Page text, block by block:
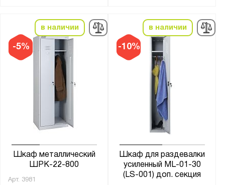
-5%
в наличии
Шкаф металлический
ШРК-22-800
Арт. 3981
-10%
в наличии
Шкаф для раздевалки
усиленный ML-01-30
(LS-001) доп. секция
Антрацитово-серый (RAL 7016)
Графитовый (RAL 7012)
Графитовый серый (RAL 7024)
Светло-серый (RAL 7035)
Сигнальный синий (RAL 5005)
Телегрей 4 (RAL 7047)
Материал:
Металл